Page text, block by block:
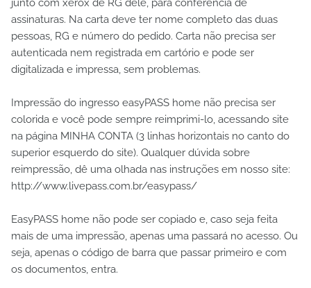
junto com xerox de RG dele, para conferência de
assinaturas. Na carta deve ter nome completo das duas
pessoas, RG e número do pedido. Carta não precisa ser
autenticada nem registrada em cartório e pode ser
digitalizada e impressa, sem problemas.
Impressão do ingresso easyPASS home não precisa ser
colorida e você pode sempre reimprimi-lo, acessando site
na página MINHA CONTA (3 linhas horizontais no canto do
superior esquerdo do site). Qualquer dúvida sobre
reimpressão, dê uma olhada nas instruções em nosso site:
http://www.livepass.com.br/easypass/
EasyPASS home não pode ser copiado e, caso seja feita
mais de uma impressão, apenas uma passará no acesso. Ou
seja, apenas o código de barra que passar primeiro e com
os documentos, entra.